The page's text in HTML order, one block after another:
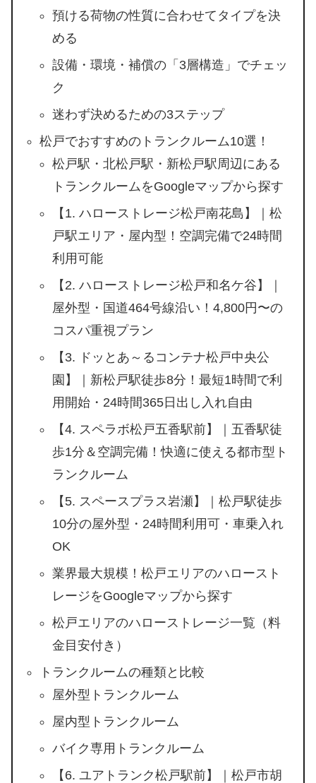
預ける荷物の性質に合わせてタイプを決
める
設備・環境・補償の「3層構造」でチェッ
ク
迷わず決めるための3ステップ
松戸でおすすめのトランクルーム10選！
松戸駅・北松戸駅・新松戸駅周辺にある
トランクルームをGoogleマップから探す
【1. ハローストレージ松戸南花島】｜松
戸駅エリア・屋内型！空調完備で24時間
利用可能
【2. ハローストレージ松戸和名ケ谷】｜
屋外型・国道464号線沿い！4,800円〜の
コスパ重視プラン
【3. ドッとあ～るコンテナ松戸中央公
園】｜新松戸駅徒歩8分！最短1時間で利
用開始・24時間365日出し入れ自由
【4. スペラボ松戸五香駅前】｜五香駅徒
歩1分＆空調完備！快適に使える都市型ト
ランクルーム
【5. スペースプラス岩瀬】｜松戸駅徒歩
10分の屋外型・24時間利用可・車乗入れ
OK
業界最大規模！松戸エリアのハロースト
レージをGoogleマップから探す
松戸エリアのハローストレージ一覧（料
金目安付き）
トランクルームの種類と比較
屋外型トランクルーム
屋内型トランクルーム
バイク専用トランクルーム
【6. ユアトランク松戸駅前】｜松戸市胡